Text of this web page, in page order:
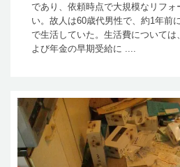
であり、依頼時点で大規模なリフォ
い。故人は60歳代男性で、約1年前
で生活していた。生活費については
よび年金の早期受給に ....